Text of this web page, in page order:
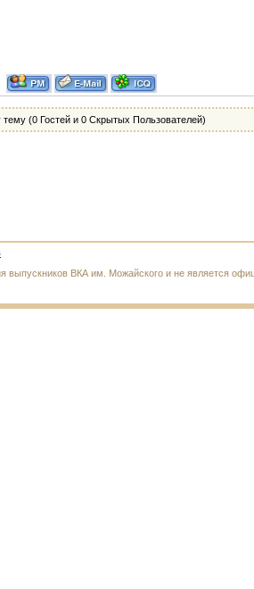
тему (0 Гостей и 0 Скрытых Пользователей)
выпускников ВКА им. Можайского и не является